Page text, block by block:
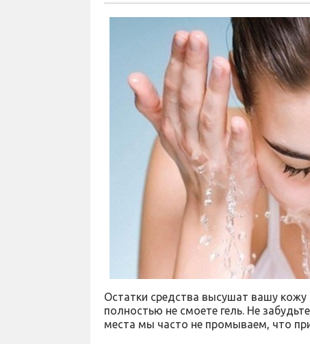
Остатки средства высушат вашу
полностью не смоете гель. Не
места мы часто не промываем, что